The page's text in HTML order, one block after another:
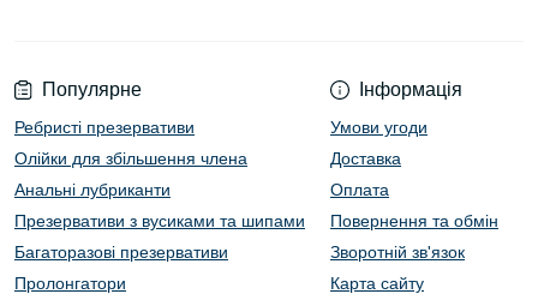
Популярне
Ребристі презервативи
Олійки для збільшення члена
Анальні лубриканти
Презервативи з вусиками та шипами
Багаторазові презервативи
Пролонгатори
Інформація
Умови угоди
Доставка
Оплата
Повернення та обмін
Зворотній зв'язок
Карта сайту